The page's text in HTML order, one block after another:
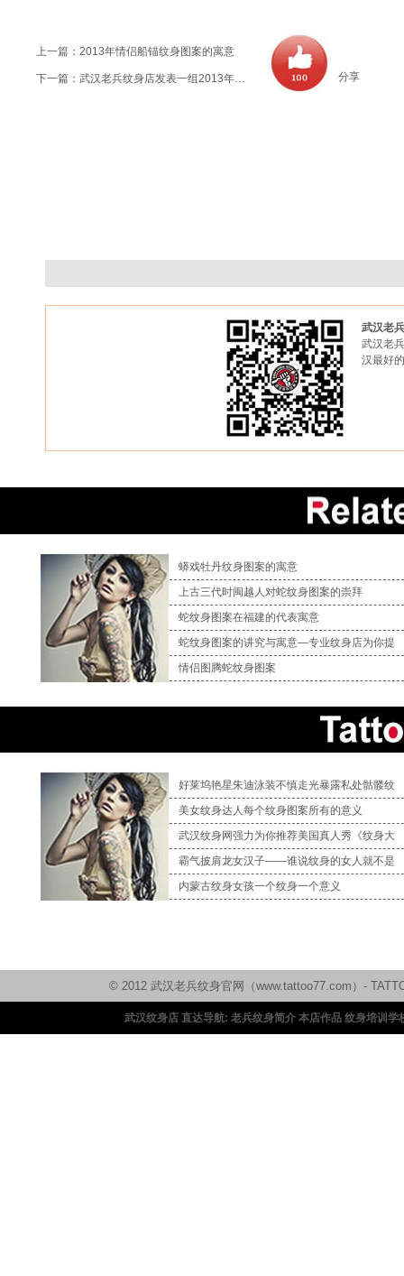
上一篇： 2013年情侣船锚纹身图案的寓意
下一篇： 武汉老兵纹身店发表一组2013年最新最时尚的school纹身图案 分享
武汉老
武汉老
汉最好
蟒戏牡丹纹身图案的寓意
上古三代时闽越人对蛇纹身图案的崇拜
蛇纹身图案在福建的代表寓意
蛇纹身图案的讲究与寓意—专业纹身店为你提
情侣图腾蛇纹身图案
好莱坞艳星朱迪泳装不慎走光暴露私处骷髅纹
美女纹身达人每个纹身图案所有的意义
武汉纹身网强力为你推荐美国真人秀《纹身大
霸气披肩龙女汉子——谁说纹身的女人就不是
内蒙古纹身女孩一个纹身一个意义
© 2012 武汉老兵纹身官网（www.tattoo77.com）-
武汉纹身店 直达导航: 老兵纹身简介 本店作品 纹身培训学